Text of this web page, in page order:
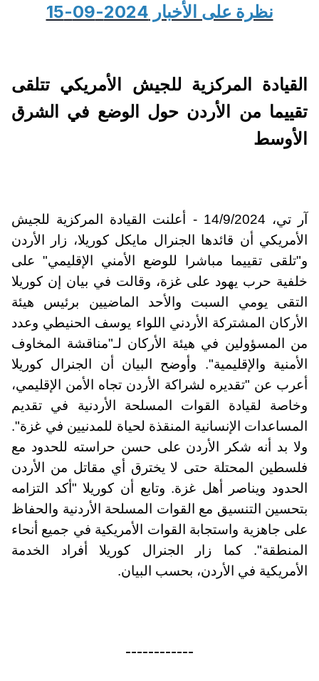
نظرة على الأخبار 2024-09-15
القيادة المركزية للجيش الأمريكي تتلقى
تقييما من الأردن حول الوضع في الشرق
الأوسط
آر تي، 14/9/2024 - أعلنت القيادة المركزية للجيش
الأمريكي أن قائدها الجنرال مايكل كوريلا، زار الأردن
و"تلقى تقييما مباشرا للوضع الأمني الإقليمي" على
خلفية حرب يهود على غزة، وقالت في بيان إن كوريلا
التقى يومي السبت والأحد الماضيين برئيس هيئة
الأركان المشتركة الأردني اللواء يوسف الحنيطي وعدد
من المسؤولين في هيئة الأركان لـ"مناقشة المخاوف
الأمنية والإقليمية". وأوضح البيان أن الجنرال كوريلا
أعرب عن "تقديره لشراكة الأردن تجاه الأمن الإقليمي،
وخاصة لقيادة القوات المسلحة الأردنية في تقديم
المساعدات الإنسانية المنقذة لحياة للمدنيين في غزة".
ولا بد أنه شكر الأردن على حسن حراسته للحدود مع
فلسطين المحتلة حتى لا يخترق أي مقاتل من الأردن
الحدود ويناصر أهل غزة. وتابع أن كوريلا "أكد التزامه
بتحسين التنسيق مع القوات المسلحة الأردنية والحفاظ
على جاهزية واستجابة القوات الأمريكية في جميع أنحاء
المنطقة". كما زار الجنرال كوريلا أفراد الخدمة
الأمريكية في الأردن، بحسب البيان.
------------